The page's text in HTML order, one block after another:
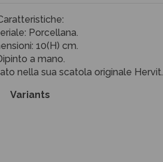
Porcellana.
10(H) cm.
a mano.
nella sua scatola originale Hervit.
Variants